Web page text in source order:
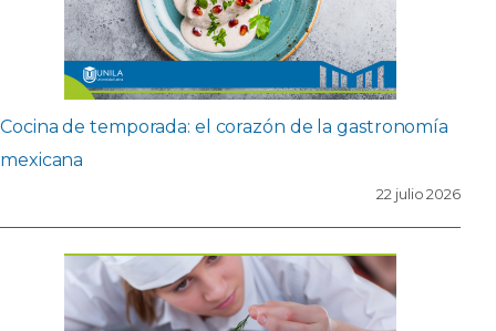
Cocina de temporada: el corazón de la gastronomía
mexicana
22 julio 2026